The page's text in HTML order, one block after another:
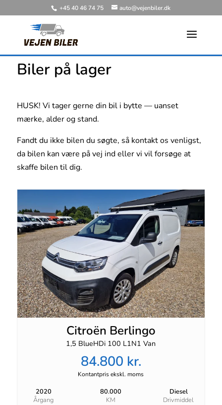
+45 40 46 74 75 auto@vejenbiler.dk
Biler på lager
HUSK! Vi tager gerne din bil i bytte — uanset
mærke, alder og stand.
Fandt du ikke bilen du søgte, så kontakt os venligst,
da bilen kan være på vej ind eller vi vil forsøge at
skaffe bilen til dig.
Citroën Berlingo
1,5 BlueHDi 100 L1N1 Van
84.800 kr.
Kontantpris ekskl. moms
2020
Årgang
80.000
KM
Diesel
Drivmiddel